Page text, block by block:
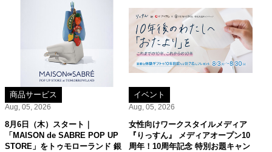
商品サービス
Aug, 05, 2026
8月6日（木）スタート｜
「MAISON de SABRE POP UP
STORE」をトゥモローランド 銀
イベント
Aug, 05, 2026
女性向けワークスタイルメディア
『りっすん』 メディアオープン10
周年！10周年記念 特別お題キャン